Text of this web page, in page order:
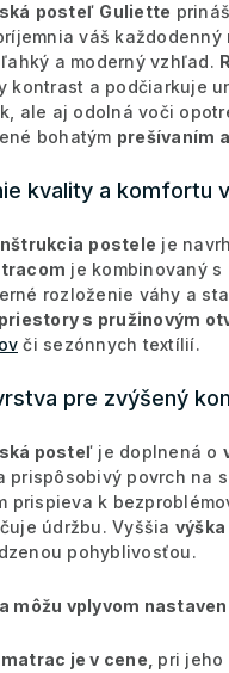
posteľ Guliette
váš každodenný
ľahký a moderný vzhľad.
kontrast a podčiarkuje
ale aj odolná voči
bohatým prešívaním
kvality a komfortu
postele je
je kombinovaný s
rozloženie váhy a
s pružinovým
či sezónnych textílií.
pre zvýšený
posteľ je doplnená o
prispôsobivý povrch na
prispieva k
údržbu. Vyššia výška
pohyblivosťou.
môžu vplyvom
je v cene, pri jeho